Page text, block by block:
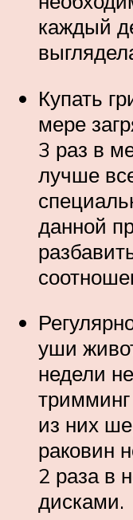
каждый
Купать
мере
3 раз в
лучше
данной
уши
недели
из них
раковин
2 раза в
дисками.